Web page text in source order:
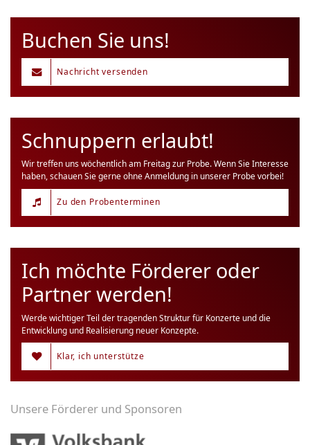
Buchen Sie uns!
Nachricht versenden
Schnuppern erlaubt!
Wir treffen uns wöchentlich am Freitag zur Probe. Wenn Sie Interesse
haben, schauen Sie gerne ohne Anmeldung in unserer Probe vorbei!
Zu den Probenterminen
Ich möchte Förderer oder
Partner werden!
Werde wichtiger Teil der tragenden Struktur für Konzerte und die
Entwicklung und Realisierung neuer Konzepte.
Klar, ich unterstütze
Unsere Förderer und Sponsoren